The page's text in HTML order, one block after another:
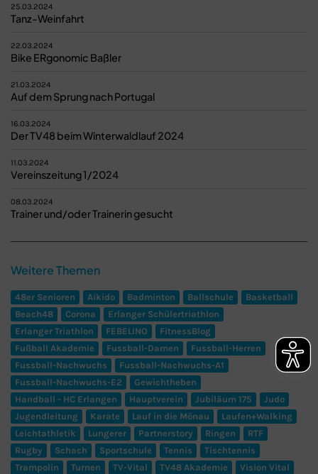
25.03.2024
Tanz-Weinfahrt
22.03.2024
Bike ERgonomic Baßler
21.03.2024
Auf dem Sprung nach Portugal
16.03.2024
Der TV48 beim Winterwaldlauf 2024
11.03.2024
Vereinszeitung 1/2024
08.03.2024
Trainer und/oder Trainerin gesucht
Weitere Themen
48er Senioren Aikido Badminton Ballschule
Basketball
Beach48
Corona
Erlanger Schülertriathlon
Erlanger Triathlon
FEBELINO
FitnessBlog
Fußball Akademie
Fussball-Damen
Fussball-Herren
Fussball-Nachwuchs
Fussball-Nachwuchs-A1
Fussball-Nachwuchs-E2
Gewichtheben
Handball - HC Erlangen
Hauptverein Jubiläum 175
Judo
Jugendleitung
Karate Lauf in die Mönau
Laufen+Walking
Leichtathletik
Lungerer Partnerstory Ringen
RTF
Rugby
Schach Sportschule Tennis
Tischtennis
Trampolin
Turnen TV-Vital TV48 Akademie Vision Vital